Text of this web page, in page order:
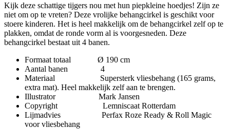
Kijk deze schattige tijgers nou met hun piepkleine hoedjes! Zijn ze
niet om op te vreten? Deze vrolijke behangcirkel is geschikt voor
stoere kinderen. Het is heel makkelijk om de behangcirkel zelf op te
plakken, omdat de ronde vorm al is voorgesneden. Deze
behangcirkel bestaat uit 4 banen.
Formaat totaal Ø 190 cm
Aantal banen 4
Materiaal Supersterk vliesbehang (165 grams,
extra mat). Heel makkelijk zelf aan te brengen.
Illustrator Mark Jansen
Copyright Lemniscaat Rotterdam
Lijmadvies Perfax Roze Ready & Roll Magic
voor vliesbehang